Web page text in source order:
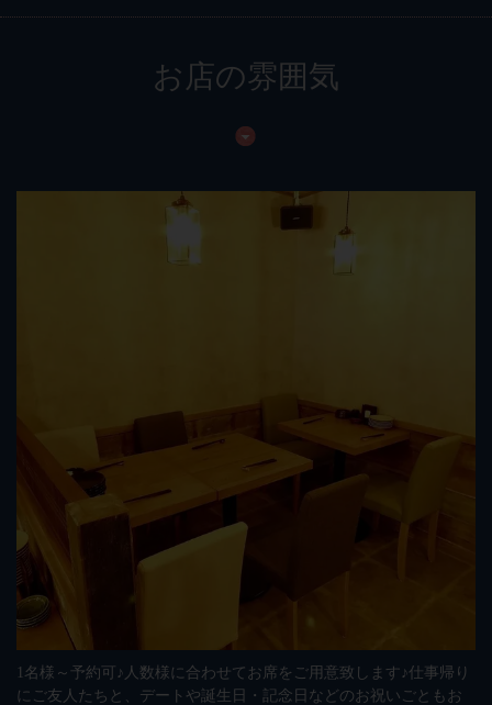
お店の雰囲気
1名様～予約可♪人数様に合わせてお席をご用意致します♪仕事帰り
にご友人たちと、デートや誕生日・記念日などのお祝いごともお